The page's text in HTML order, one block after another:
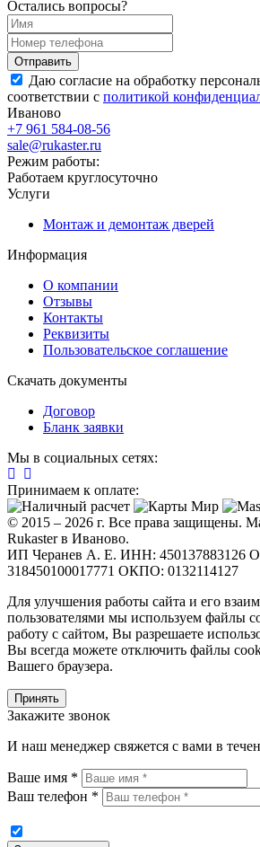
Остались вопросы?
Даю согласие на обработку
соответствии с политикой
Иваново
+7 961 584-08-56
sale@rukaster.ru
Режим работы:
Работаем круглосуточно
Услуги
Монтаж и демонтаж дверей
Информация
О компании
Отзывы
Контакты
Реквизиты
Пользовательское соглашение
Скачать документы
Договор
Бланк заявки
Мы в социальных сетях:
Принимаем к оплате:
© 2015 – 2026 г. Все права защищены.
Rukaster в Иваново.
ИП Черанев А. Е. ИНН: 450137883126
318450100017771 ОКПО: 0132114127
Для улучшения работы сайта и его
пользователями мы используем файлы
работу с сайтом, Вы разрешаете
Вы всегда можете отключить файлы
Вашего браузера.
Принять
Закажите звонок
И наш менеджер свяжется с вами в
Ваше имя *
Ваш телефон *